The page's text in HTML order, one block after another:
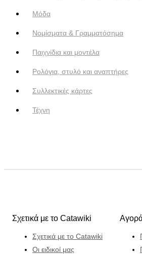
Μόδα
Νομίσματα & Γραμματόσημα
Παιχνίδια και μοντέλα
Ρολόγια, στυλό και αναπτήρες
Συλλεκτικές κάρτες
Τέχνη
Σχετικά με το Catawiki
Σχετικά με το Catawiki
Οι ειδικοί μας